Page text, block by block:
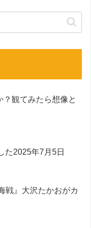
観てみたら想像と
た2025年7月5日
戦』大沢たかおがカ